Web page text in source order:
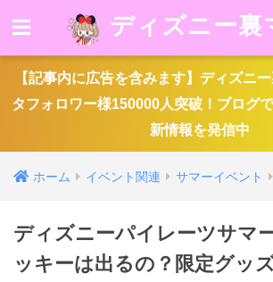
ディズニー裏
【記事内に広告を含みます】ディズニ
タフォロワー様150000人突破！ブログ
新情報を発信中
ホーム イベント関連 サマーイベント
ディズニーパイレーツサマ
ッキーは出るの？限定グッ